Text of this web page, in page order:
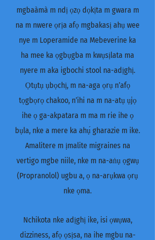
mgbaàmà m ndị ọzọ dọkịta m gwara m
na m nwere ọrịa afọ mgbakasị ahụ wee
nye m Loperamide na Mebeverine ka
ha mee ka ọgbụgba m kwụsịlata ma
nyere m aka igbochi stool na-adịghị.
Ọtụtụ ụbọchị, m na-aga ọrụ n’afọ
tọgbọrọ chakoo, n’ihi na m na-atụ ụjọ
ihe ọ ga-akpatara m ma m rie ihe ọ
bụla, nke a mere ka ahụ́ gharazie m ike.
Amalitere m ịmalite migraines na
vertigo mgbe niile, nke m na-aṅụ ọgwụ
(Propranolol) ugbu a, ọ na-arụkwa ọrụ
nke ọma.
Nchikota nke adịghị ike, isi ọwụwa,
dizziness, afọ ọsịsa, na ihe mgbu na-